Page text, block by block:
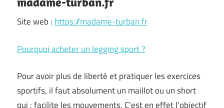
Site web : https://madame-turban.fr
Pourquoi acheter un legging sport ?
Pour avoir plus de liberté et pratiquer les exercices
sportifs, il faut absolument un maillot ou un short
qui : facilite les mouvements. C’est en effet l’objectif